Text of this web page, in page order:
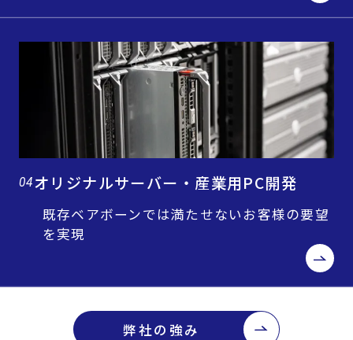
04オリジナルサーバー・産業用PC開発
既存ベアボーンでは満たせないお客様の要望
を実現
弊社の強み